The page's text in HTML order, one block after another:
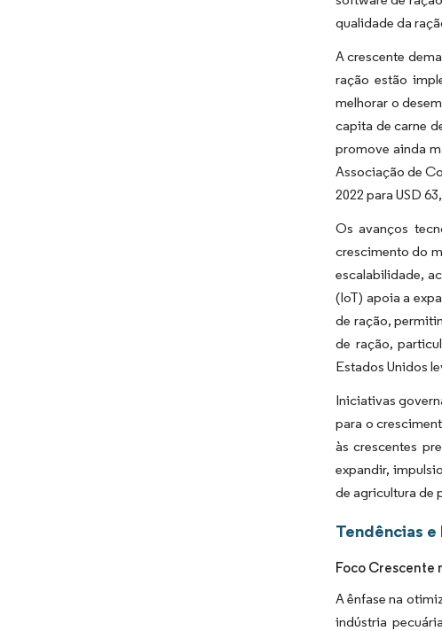
qualidade da
A crescente
ração estão
melhorar o
capita de carne
promove ainda
Associação de
2022 para USD
Os avanços
crescimento do
escalabilidade,
(IoT) apoia a
de ração,
de ração,
Estados Unidos
Iniciativas
para o
às crescentes
expandir,
de agricultura de
Tendências
Foco Crescente
A ênfase na
indústria